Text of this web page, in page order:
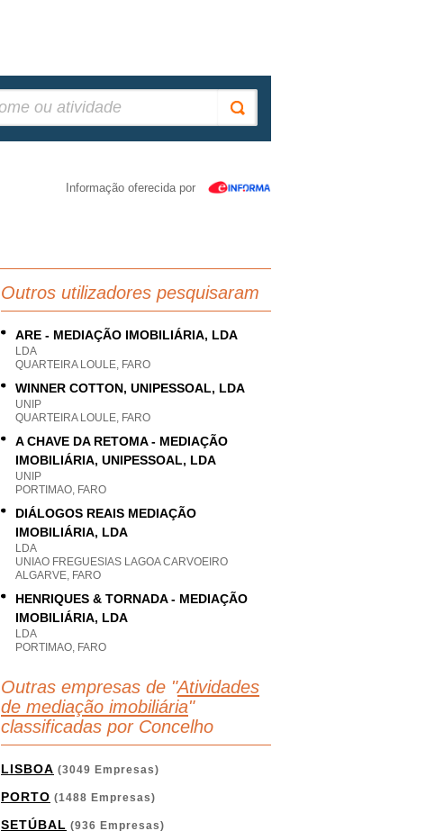
Informação oferecida por
Outros utilizadores pesquisaram
ARE - MEDIAÇÃO IMOBILIÁRIA, LDA
LDA
QUARTEIRA LOULE, FARO
WINNER COTTON, UNIPESSOAL, LDA
UNIP
QUARTEIRA LOULE, FARO
A CHAVE DA RETOMA - MEDIAÇÃO
IMOBILIÁRIA, UNIPESSOAL, LDA
UNIP
PORTIMAO, FARO
DIÁLOGOS REAIS MEDIAÇÃO
IMOBILIÁRIA, LDA
LDA
UNIAO FREGUESIAS LAGOA CARVOEIRO
ALGARVE, FARO
HENRIQUES & TORNADA - MEDIAÇÃO
IMOBILIÁRIA, LDA
LDA
PORTIMAO, FARO
Outras empresas de "Atividades
de mediação imobiliária"
classificadas por Concelho
LISBOA (3049 Empresas)
PORTO (1488 Empresas)
SETÚBAL (936 Empresas)